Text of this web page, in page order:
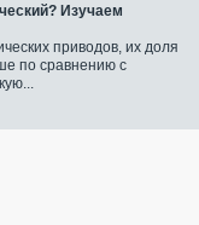
Изучаем
приводов, их доля
по сравнению с